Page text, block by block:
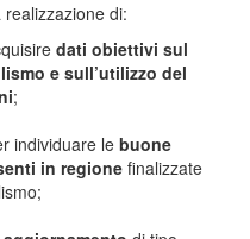
di:
dati obiettivi sul
e sull’utilizzo del
;
individuare lebuone
in regionefinalizzate